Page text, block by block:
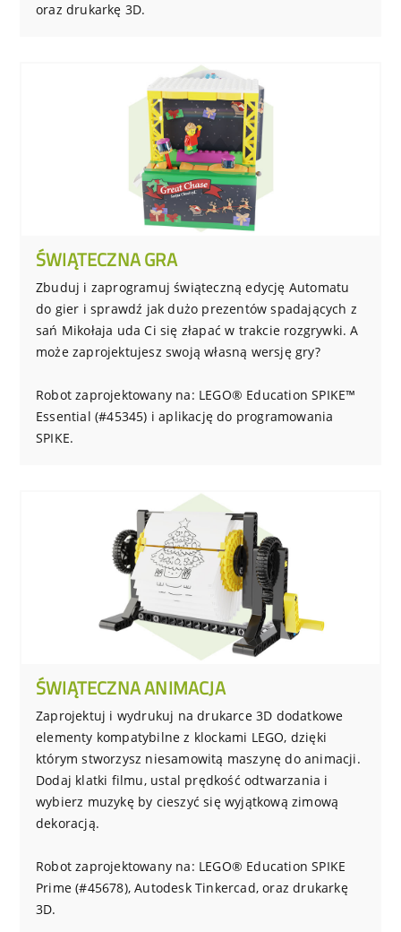
oraz drukarkę 3D.
ŚWIĄTECZNA GRA
Zbuduj i zaprogramuj świąteczną edycję Automatu
do gier i sprawdź jak dużo prezentów spadających z
sań Mikołaja uda Ci się złapać w trakcie rozgrywki. A
może zaprojektujesz swoją własną wersję gry?
Robot zaprojektowany na: LEGO® Education SPIKE™
Essential (#45345) i aplikację do programowania
SPIKE.
ŚWIĄTECZNA ANIMACJA
Zaprojektuj i wydrukuj na drukarce 3D dodatkowe
elementy kompatybilne z klockami LEGO, dzięki
którym stworzysz niesamowitą maszynę do animacji.
Dodaj klatki filmu, ustal prędkość odtwarzania i
wybierz muzykę by cieszyć się wyjątkową zimową
dekoracją.
Robot zaprojektowany na: LEGO® Education SPIKE
Prime (#45678), Autodesk Tinkercad, oraz drukarkę
3D.